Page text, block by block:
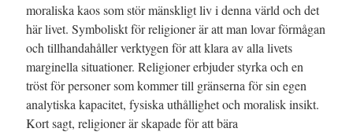
moraliska kaos som stör mänskligt liv i denna värld och det
här livet. Symboliskt för religioner är att man lovar förmågan
och tillhandahåller verktygen för att klara av alla livets
marginella situationer. Religioner erbjuder styrka och en
tröst för personer som kommer till gränserna för sin egen
analytiska kapacitet, fysiska uthållighet och moralisk insikt.
Kort sagt, religioner är skapade för att bära